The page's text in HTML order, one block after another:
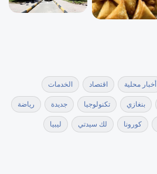
أخبار محلية اقتصاد الخدمات
بنغازي تكنولوجيا جديدة رياضة
كورونا لك سيدتي ليبيا